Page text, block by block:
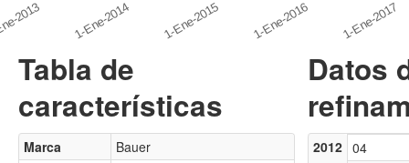
Tabla de
características
Marca
Bauer
Datos
2012 04